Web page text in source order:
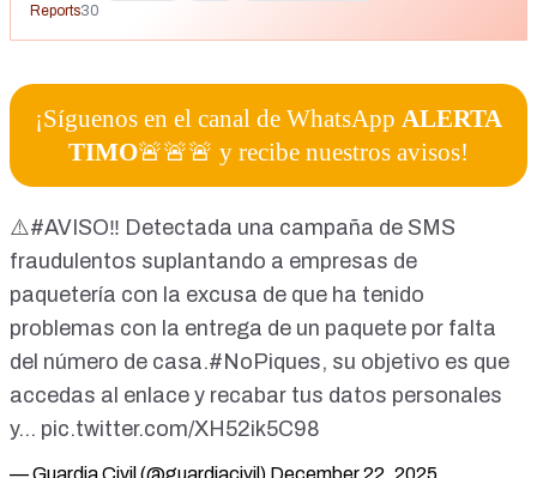
Reports30
¡Síguenos en el canal de WhatsApp ALERTA
TIMO🚨🚨🚨 y recibe nuestros avisos!
⚠️#AVISO‼️ Detectada una campaña de SMS
fraudulentos suplantando a empresas de
paquetería con la excusa de que ha tenido
problemas con la entrega de un paquete por falta
del número de casa.#NoPiques, su objetivo es que
accedas al enlace y recabar tus datos personales
y… pic.twitter.com/XH52ik5C98
— Guardia Civil (@guardiacivil) December 22, 2025